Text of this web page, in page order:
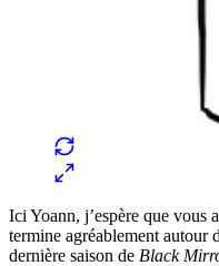
Ici Yoann, j’espère que vous
termine agréablement autour
dernière saison de Black